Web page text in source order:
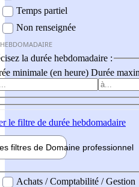
Temps partiel
Non renseignée
la durée hebdomadaire :
minimale (en heure) Durée
le filtre de durée hebdomadaire
filtres de Domaine professionnel
professionel
Achats / Comptabilité / Gestion